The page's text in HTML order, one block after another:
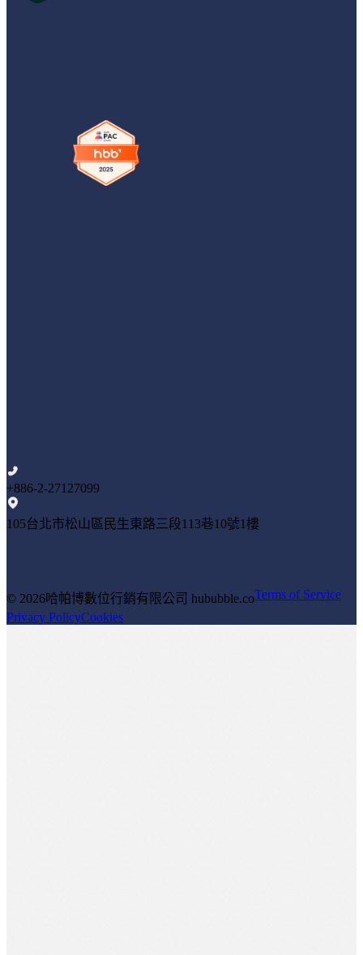
+886-2-27127099
105台北市松山區民生東路三段113巷10號1樓
© 2026哈帕博數位行銷有限公司 hububble.coTerms of Service
Privacy PolicyCookies